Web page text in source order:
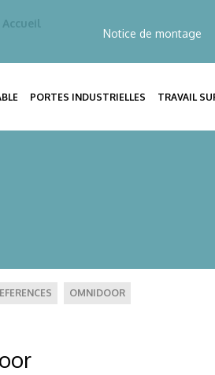
Notice de montage
PORTES INDUSTRIELLES TRAVAIL
OMNIDOOR